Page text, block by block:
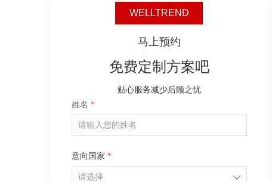
马上预约
免费定制方案吧
贴心服务减少后顾之忧
WELLTREND
姓名 *
意向国家 *
ꄳ